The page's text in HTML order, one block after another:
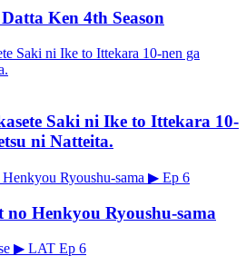
Ken 4th Season
Saki ni Ike to Ittekara 10-
ni Natteita.
▶ Ep 6
Henkyou Ryoushu-sama
▶ LAT Ep 6